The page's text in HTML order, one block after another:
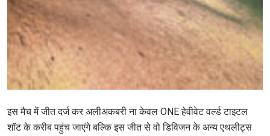
इस मैच में जीत दर्ज कर अलीअकबरी ना केवल ONE हेवीवेट वर्ल्ड टाइटल
शॉट के करीब पहुंच जाएंगे बल्कि इस जीत से वो डिविजन के अन्य एथलीट्स
हाइलाइट्स देखें
सदस्यता लें
By submitting this form, you are agreeing to our
collection, use and disclosure of your information
these communications at any time.